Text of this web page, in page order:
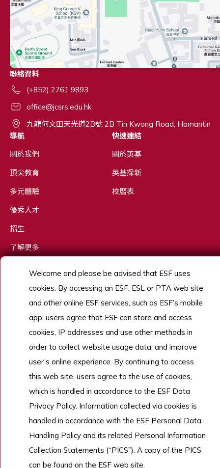
聯絡資料
(+852) 2761 9893
office@jcsrs.edu.hk
九龍何文田天光道2B號 2B Tin Kwong Road, Homantin
導航
關於我們
頂尖教育
多元體驗
優秀人才
招生
了解更多
快速連結
關於英基
英基探新
校曆表
Copyright © English Schools Foundation. Powered by ANGLIA.
網站地圖
Welcome and please be advised that ESF uses
cookies. By accessing an ESF, ESL or PTA web site
and other online ESF services, such as ESF’s mobile
app, users agree that ESF can store and access
cookies, IP addresses and use other methods in
order to collect website usage data, and improve
user’s online experience. By continuing to access
this web site, users agree to the use of cookies,
which is handled in accordance to the ESF Data
Privacy Policy. Information collected via cookies is
handled in accordance with the ESF Personal Data
Handling Policy and its related Personal Information
Collection Statements (“PICS”). A copy of the PICS
can be found on the ESF web site.